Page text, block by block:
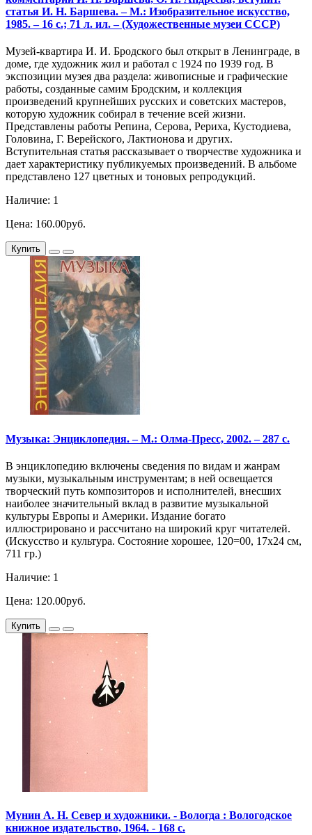
статья И. Н. Баршева. – М.: Изобразительное искусство,
1985. – 16 с.; 71 л. ил. – (Художественные музеи СССР)
Музей-квартира И. И. Бродского был открыт в Ленинграде, в
доме, где художник жил и работал с 1924 по 1939 год. В
экспозиции музея два раздела: живописные и графические
работы, созданные самим Бродским, и коллекция
произведений крупнейших русских и советских мастеров,
которую художник собирал в течение всей жизни.
Представлены работы Репина, Серова, Рериха, Кустодиева,
Головина, Г. Верейского, Лактионова и других.
Вступительная статья рассказывает о творчестве художника и
дает характеристику публикуемых произведений. В альбоме
представлено 127 цветных и тоновых репродукций.
Наличие: 1
Цена: 160.00руб.
Купить
Музыка: Энциклопедия. – М.: Олма-Пресс, 2002. – 287 с.
В энциклопедию включены сведения по видам и жанрам
музыки, музыкальным инструментам; в ней освещается
творческий путь композиторов и исполнителей, внесших
наиболее значительный вклад в развитие музыкальной
культуры Европы и Америки. Издание богато
иллюстрировано и рассчитано на широкий круг читателей.
(Искусство и культура. Состояние хорошее, 120=00, 17х24 см,
711 гр.)
Наличие: 1
Цена: 120.00руб.
Купить
Мунин А. Н. Север и художники. - Вологда : Вологодское
книжное издательство, 1964. - 168 с.